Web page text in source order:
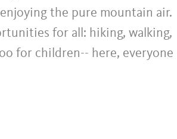
the pure mountain air.
for all: hiking, walking,
for children-- here, everyone